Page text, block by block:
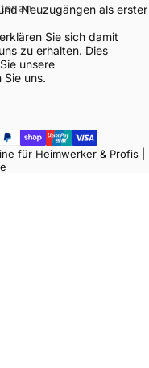
an
Neuzugängen als erster
Sie sich damit
zu erhalten. Dies
unsere
Sie uns.
für Heimwerker & Profis |